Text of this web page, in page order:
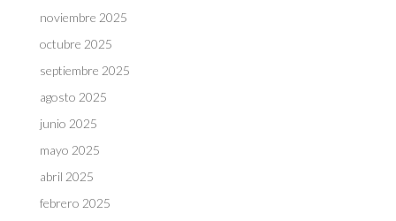
noviembre 2025
octubre 2025
septiembre 2025
agosto 2025
junio 2025
mayo 2025
abril 2025
febrero 2025